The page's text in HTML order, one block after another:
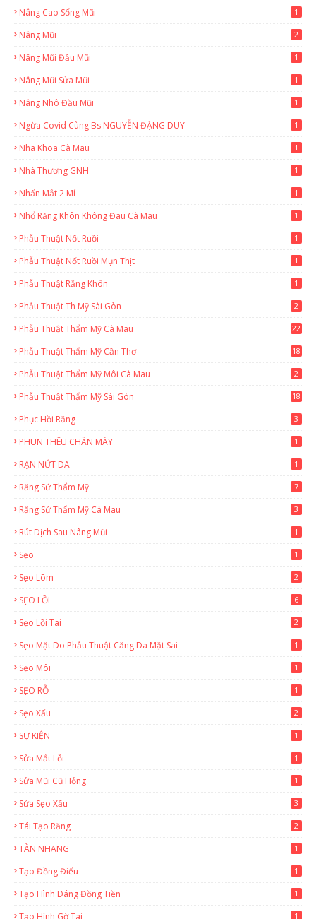
Nâng Cao Sống Mũi 1
Nâng Mũi 2
Nâng Mũi Đầu Mũi 1
Nâng Mũi Sửa Mũi 1
Nâng Nhô Đầu Mũi 1
Ngừa Covid Cùng Bs NGUYỄN ĐẶNG DUY 1
Nha Khoa Cà Mau 1
Nhà Thương GNH 1
Nhấn Mắt 2 Mí 1
Nhổ Răng Khôn Không Đau Cà Mau 1
Phẫu Thuật Nốt Ruồi 1
Phẫu Thuật Nốt Ruồi Mụn Thịt 1
Phẫu Thuật Răng Khôn 1
Phẫu Thuật Th Mỹ Sài Gòn 2
Phẫu Thuật Thẩm Mỹ Cà Mau
22
Phẫu Thuật Thẩm Mỹ Cần Thơ
18
Phẫu Thuật Thẩm Mỹ Môi Cà Mau 2
Phẫu Thuật Thẩm Mỹ Sài Gòn
18
Phục Hồi Răng 3
PHUN THÊU CHÂN MÀY 1
RẠN NỨT DA 1
Răng Sứ Thẩm Mỹ 7
Răng Sứ Thẩm Mỹ Cà Mau 3
Rút Dịch Sau Nâng Mũi 1
Sẹo 1
Sẹo Lõm 2
SẸO LỒI 6
Sẹo Lồi Tai 2
Sẹo Mặt Do Phẫu Thuật Căng Da Mặt Sai 1
Sẹo Môi 1
SẸO RỖ 1
Sẹo Xấu 2
SỰ KIỆN 1
Sửa Mắt Lỗi 1
Sửa Mũi Cũ Hỏng 1
Sửa Sẹo Xấu 3
Tái Tạo Răng 2
TÀN NHANG 1
Tạo Đồng Điếu 1
Tạo Hình Dáng Đồng Tiền 1
Tạo Hình Gờ Tai 1